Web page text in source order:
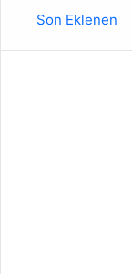
Son Eklenen